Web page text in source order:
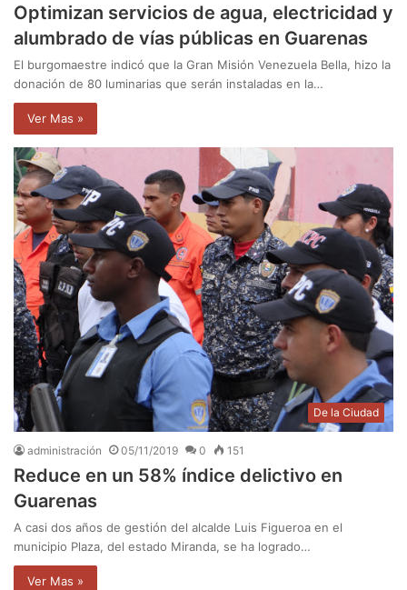
Optimizan servicios de agua, electricidad y
alumbrado de vías públicas en Guarenas
El burgomaestre indicó que la Gran Misión Venezuela Bella, hizo la
donación de 80 luminarias que serán instaladas en la…
Ver Mas »
De la Ciudad
administración 05/11/2019 0 151
Reduce en un 58% índice delictivo en
Guarenas
A casi dos años de gestión del alcalde Luis Figueroa en el
municipio Plaza, del estado Miranda, se ha logrado…
Ver Mas »